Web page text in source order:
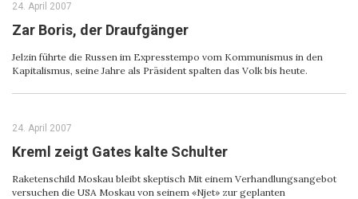
24. April 2007
Zar Boris, der Draufgänger
Jelzin führte die Russen im Expresstempo vom Kommunismus in den
Kapitalismus, seine Jahre als Präsident spalten das Volk bis heute.
24. April 2007
Kreml zeigt Gates kalte Schulter
Raketenschild Moskau bleibt skeptisch Mit einem Verhandlungsangebot
versuchen die USA Moskau von seinem «Njet» zur geplanten